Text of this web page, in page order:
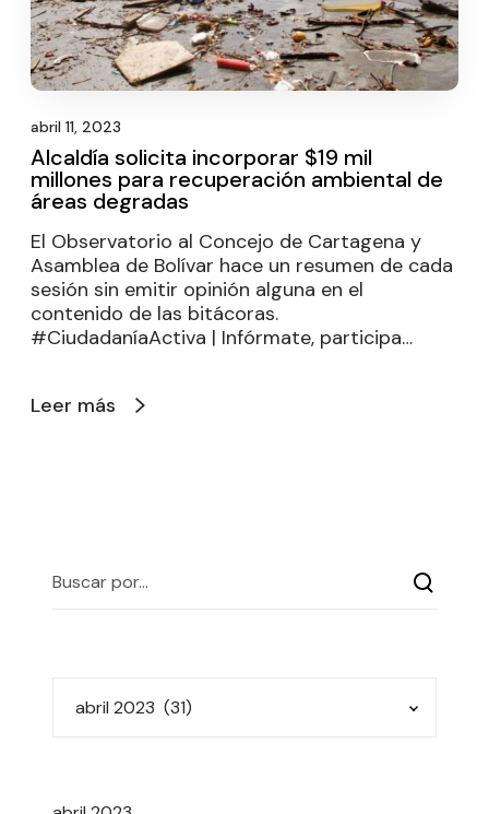
abril 11, 2023
Alcaldía solicita incorporar $19 mil
millones para recuperación ambiental de
áreas degradas
El Observatorio al Concejo de Cartagena y
Asamblea de Bolívar hace un resumen de cada
sesión sin emitir opinión alguna en el
contenido de las bitácoras.
#CiudadaníaActiva | Infórmate, participa…
Leer más